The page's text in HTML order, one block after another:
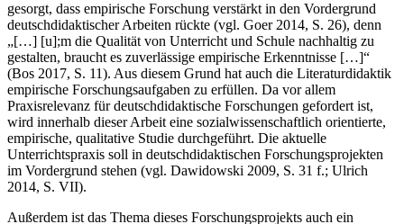
deutschdidaktischen Forschungsfelder werden lassen und auch dafür
gesorgt, dass empirische Forschung verstärkt in den Vordergrund
deutschdidaktischer Arbeiten rückte (vgl. Goer2014, S. 26), denn
„[…] [u];m die Qualität von Unterricht und Schule nachhaltig zu
gestalten, braucht es zuverlässige empirische Erkenntnisse […]“
(Bos2017, S. 11). Aus diesem Grund hat auch die Literaturdidaktik
empirische Forschungsaufgaben zu erfüllen. Da vor allem
Praxisrelevanz für deutschdidaktische Forschungen gefordert ist,
wird innerhalb dieser Arbeit eine sozialwissenschaftlich orientierte,
empirische, qualitative Studie durchgeführt. Die aktuelle
Unterrichtspraxis soll in deutschdidaktischen Forschungsprojekten
im Vordergrund stehen (vgl. Dawidowski